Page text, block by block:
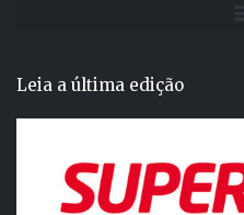
Leia a última edição